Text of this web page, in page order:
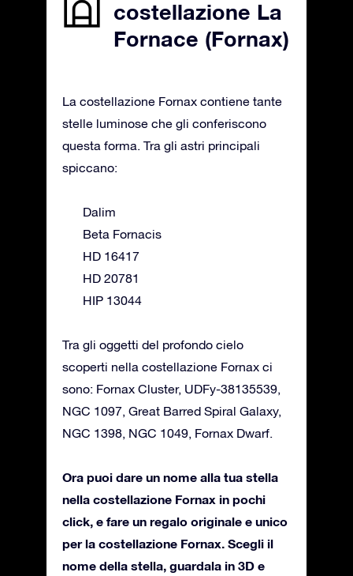
costellazione La
Fornace (Fornax)
La costellazione Fornax contiene tante
stelle luminose che gli conferiscono
questa forma. Tra gli astri principali
spiccano:
Dalim
Beta Fornacis
HD 16417
HD 20781
HIP 13044
Tra gli oggetti del profondo cielo
scoperti nella costellazione Fornax ci
sono: Fornax Cluster, UDFy-38135539,
NGC 1097, Great Barred Spiral Galaxy,
NGC 1398, NGC 1049, Fornax Dwarf.
Ora puoi dare un nome alla tua stella
nella costellazione Fornax in pochi
click, e fare un regalo originale e unico
per la costellazione Fornax. Scegli il
nome della stella, guardala in 3D e